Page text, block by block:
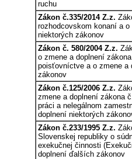
ruchu
Zákon č.335/2014 Z.z.
rozhodcovskom konaní a
niektorých zákonov
Zákon č. 580/2004 Z.z.
o zmene a doplnení
poisťovníctve a o zmene a
zákonov
Zákon č.125/2006 Z.z.
zmene a doplnení zákona
práci a nelegálnom
doplnení niektorých
Zákon č.233/1995 Z.z.
Slovenskej republiky o
exekučnej činnosti
doplnení ďalších zákonov